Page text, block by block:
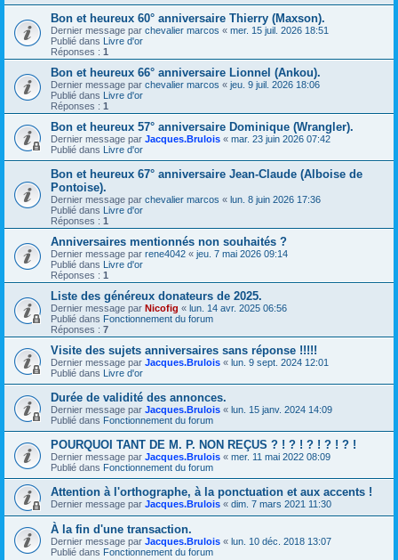
Bon et heureux 60° anniversaire Thierry (Maxson).
Dernier message par chevalier marcos « mer. 15 juil. 2026 18:51
Publié dans Livre d'or
Réponses : 1
Bon et heureux 66° anniversaire Lionnel (Ankou).
Dernier message par chevalier marcos « jeu. 9 juil. 2026 18:06
Publié dans Livre d'or
Réponses : 1
Bon et heureux 57° anniversaire Dominique (Wrangler).
Dernier message par Jacques.Brulois « mar. 23 juin 2026 07:42
Publié dans Livre d'or
Bon et heureux 67° anniversaire Jean-Claude (Alboise de
Pontoise).
Dernier message par chevalier marcos « lun. 8 juin 2026 17:36
Publié dans Livre d'or
Réponses : 1
Anniversaires mentionnés non souhaités ?
Dernier message par rene4042 « jeu. 7 mai 2026 09:14
Publié dans Livre d'or
Réponses : 1
Liste des généreux donateurs de 2025.
Dernier message par Nicofig « lun. 14 avr. 2025 06:56
Publié dans Fonctionnement du forum
Réponses : 7
Visite des sujets anniversaires sans réponse !!!!!
Dernier message par Jacques.Brulois « lun. 9 sept. 2024 12:01
Publié dans Livre d'or
Durée de validité des annonces.
Dernier message par Jacques.Brulois « lun. 15 janv. 2024 14:09
Publié dans Fonctionnement du forum
POURQUOI TANT DE M. P. NON REÇUS ? ! ? ! ? ! ? ! ? !
Dernier message par Jacques.Brulois « mer. 11 mai 2022 08:09
Publié dans Fonctionnement du forum
Attention à l'orthographe, à la ponctuation et aux accents !
Dernier message par Jacques.Brulois « dim. 7 mars 2021 11:30
À la fin d'une transaction.
Dernier message par Jacques.Brulois « lun. 10 déc. 2018 13:07
Publié dans Fonctionnement du forum